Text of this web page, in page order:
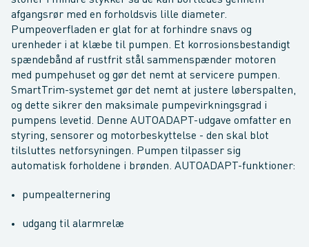
afgangsrør med en forholdsvis lille diameter.
Pumpeoverfladen er glat for at forhindre snavs og
urenheder i at klæbe til pumpen. Et korrosionsbestandigt
spændebånd af rustfrit stål sammenspænder motoren
med pumpehuset og gør det nemt at servicere pumpen.
SmartTrim-systemet gør det nemt at justere løberspalten,
og dette sikrer den maksimale pumpevirkningsgrad i
pumpens levetid. Denne AUTOADAPT-udgave omfatter en
styring, sensorer og motorbeskyttelse - den skal blot
tilsluttes netforsyningen. Pumpen tilpasser sig
automatisk forholdene i brønden. AUTOADAPT-funktioner:
pumpealternering
udgang til alarmrelæ